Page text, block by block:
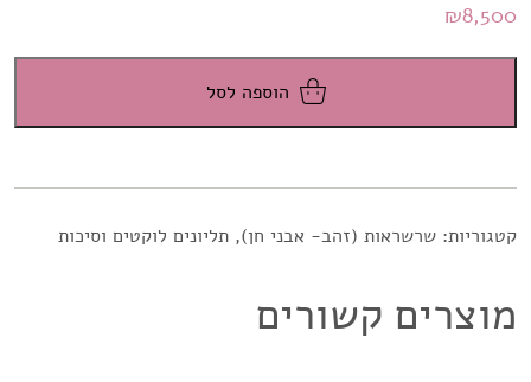
₪8,500
הוספה לסל
קטגוריות: שרשראות (זהב- אבני חן), תליונים לוקטים וסיכות
מוצרים קשורים